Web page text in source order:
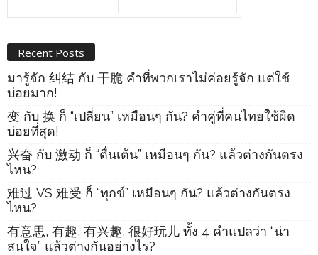
Recent Posts
มารู้จัก 纠结 กับ 干脆 คำที่พวกเราไม่ค่อยรู้จัก แต่ใช้
บ่อยมาก!
变 กับ 换 ก็ “เปลี่ยน” เหมือนๆ กัน? คำคู่ที่คนไทยใช้ผิด
บ่อยที่สุด!
兴奋 กับ 激动 ก็ “ตื่นเต้น” เหมือนๆ กัน? แล้วต่างกันตรง
ไหน?
难过 VS 难受 ก็ “ทุกข์” เหมือนๆ กัน? แล้วต่างกันตรง
ไหน?
有意思, 有趣, 有兴趣, 很好玩儿 ทั้ง 4 คำแปลว่า “น่า
สนใจ” แล้วต่างกันอย่างไร?